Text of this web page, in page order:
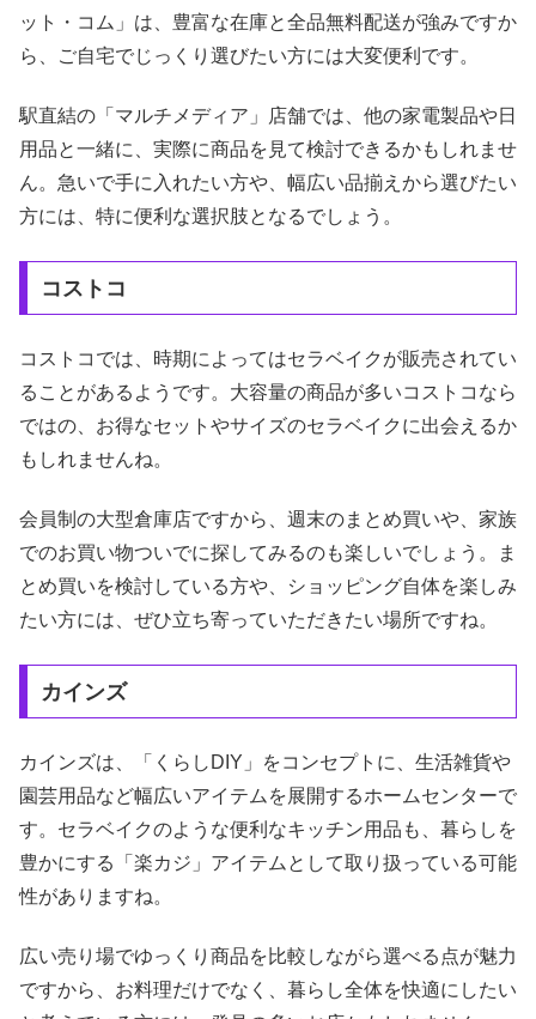
ット・コム」は、豊富な在庫と全品無料配送が強みですか
ら、ご自宅でじっくり選びたい方には大変便利です。
駅直結の「マルチメディア」店舗では、他の家電製品や日
用品と一緒に、実際に商品を見て検討できるかもしれませ
ん。急いで手に入れたい方や、幅広い品揃えから選びたい
方には、特に便利な選択肢となるでしょう。
コストコ
コストコでは、時期によってはセラベイクが販売されてい
ることがあるようです。大容量の商品が多いコストコなら
ではの、お得なセットやサイズのセラベイクに出会えるか
もしれませんね。
会員制の大型倉庫店ですから、週末のまとめ買いや、家族
でのお買い物ついでに探してみるのも楽しいでしょう。ま
とめ買いを検討している方や、ショッピング自体を楽しみ
たい方には、ぜひ立ち寄っていただきたい場所ですね。
カインズ
カインズは、「くらしDIY」をコンセプトに、生活雑貨や
園芸用品など幅広いアイテムを展開するホームセンターで
す。セラベイクのような便利なキッチン用品も、暮らしを
豊かにする「楽カジ」アイテムとして取り扱っている可能
性がありますね。
広い売り場でゆっくり商品を比較しながら選べる点が魅力
ですから、お料理だけでなく、暮らし全体を快適にしたい